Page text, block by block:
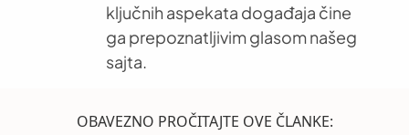
ključnih aspekata događaja čine
ga prepoznatljivim glasom našeg
sajta.
OBAVEZNO PROČITAJTE OVE ČLANKE: